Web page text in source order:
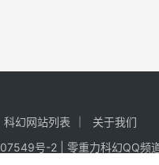
科幻网站列表
关于我们
号-2 零重力科幻QQ频